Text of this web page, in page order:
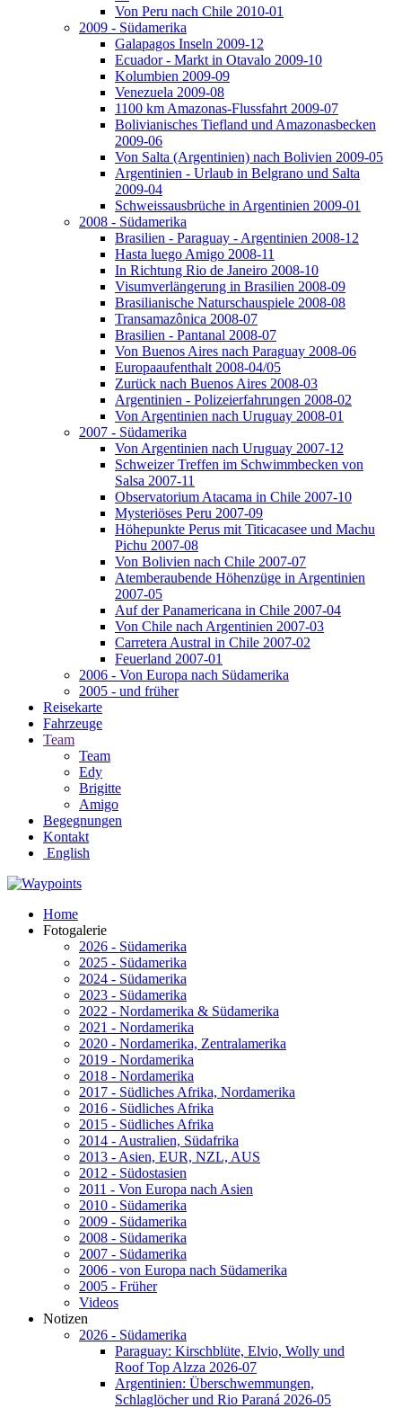
Von Peru nach Chile 2010-01
2009 - Südamerika
Galapagos Inseln 2009-12
Ecuador - Markt in Otavalo 2009-10
Kolumbien 2009-09
Venezuela 2009-08
1100 km Amazonas-Flussfahrt 2009-07
Bolivianisches Tiefland und Amazonasbecken
2009-06
Von Salta (Argentinien) nach Bolivien 2009-05
Argentinien - Urlaub in Belgrano und Salta
2009-04
Schweissausbrüche in Argentinien 2009-01
2008 - Südamerika
Brasilien - Paraguay - Argentinien 2008-12
Hasta luego Amigo 2008-11
In Richtung Rio de Janeiro 2008-10
Visumverlängerung in Brasilien 2008-09
Brasilianische Naturschauspiele 2008-08
Transamazônica 2008-07
Brasilien - Pantanal 2008-07
Von Buenos Aires nach Paraguay 2008-06
Europaaufenthalt 2008-04/05
Zurück nach Buenos Aires 2008-03
Argentinien - Polizeierfahrungen 2008-02
Von Argentinien nach Uruguay 2008-01
2007 - Südamerika
Von Argentinien nach Uruguay 2007-12
Schweizer Treffen im Schwimmbecken von
Salsa 2007-11
Observatorium Atacama in Chile 2007-10
Mysteriöses Peru 2007-09
Höhepunkte Perus mit Titicacasee und Machu
Pichu 2007-08
Von Bolivien nach Chile 2007-07
Atemberaubende Höhenzüge in Argentinien
2007-05
Auf der Panamericana in Chile 2007-04
Von Chile nach Argentinien 2007-03
Carretera Austral in Chile 2007-02
Feuerland 2007-01
2006 - Von Europa nach Südamerika
2005 - und früher
Reisekarte
Fahrzeuge
Team
Team
Edy
Brigitte
Amigo
Begegnungen
Kontakt
English
Home
Fotogalerie
2026 - Südamerika
2025 - Südamerika
2024 - Südamerika
2023 - Südamerika
2022 - Nordamerika & Südamerika
2021 - Nordamerika
2020 - Nordamerika, Zentralamerika
2019 - Nordamerika
2018 - Nordamerika
2017 - Südliches Afrika, Nordamerika
2016 - Südliches Afrika
2015 - Südliches Afrika
2014 - Australien, Südafrika
2013 - Asien, EUR, NZL, AUS
2012 - Südostasien
2011 - Von Europa nach Asien
2010 - Südamerika
2009 - Südamerika
2008 - Südamerika
2007 - Südamerika
2006 - von Europa nach Südamerika
2005 - Früher
Videos
Notizen
2026 - Südamerika
Paraguay: Kirschblüte, Elvio, Wolly und
Roof Top Alzza 2026-07
Argentinien: Überschwemmungen,
Schlaglöcher und Rio Paraná 2026-05